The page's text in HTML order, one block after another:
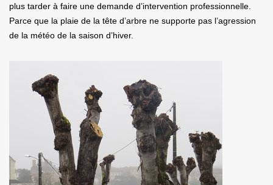
plus tarder à faire une demande d’intervention professionnelle.
Parce que la plaie de la tête d’arbre ne supporte pas l’agression
de la météo de la saison d’hiver.